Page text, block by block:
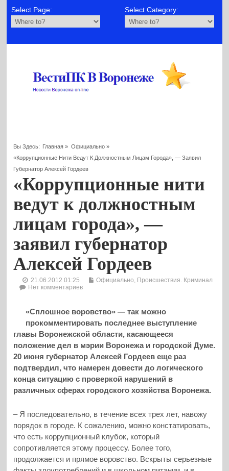
Select Page: Select Category:
Вы Здесь: Главная » Официально»
«Коррупционные Нити Ведут К Должностным Лицам Города», — Заявил
Губернатор Алексей Гордеев
«Коррупционные нити
ведут к должностным
лицам города», —
заявил губернатор
Алексей Гордеев
21.06.2012 01:25 Официально Происшествия. Криминал
Нет комментариев
«Сплошное воровство» — так можно
прокомментировать последнее выступление
главы Воронежской области, касающееся
положение дел в мэрии Воронежа и городской Думе.
20 июня губернатор Алексей Гордеев еще раз
подтвердил, что намерен довести до логического
конца ситуацию с проверкой нарушений в
различных сферах городского хозяйства Воронежа.
– Я последовательно, в течение всех трех лет, навожу
порядок в городе. К сожалению, можно констатировать,
что есть коррупционный клубок, который
сопротивляется этому процессу. Более того,
продолжается и прямое воровство. Вскрыты серьезные